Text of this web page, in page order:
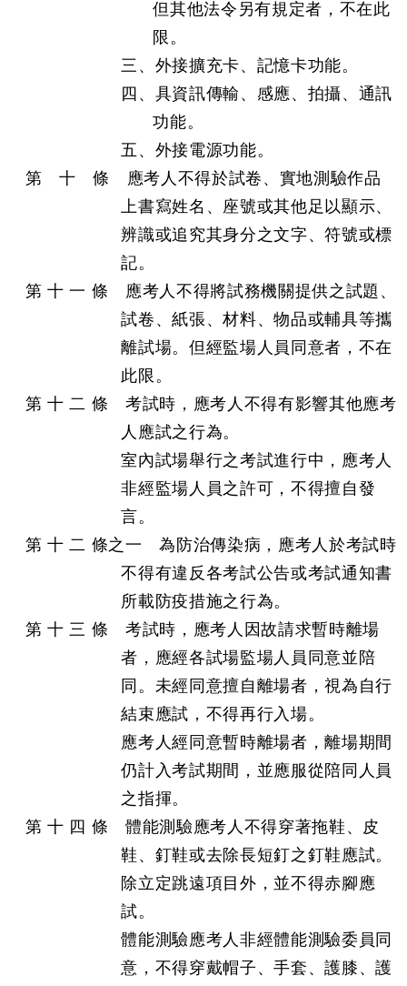
但其他法令另有規定者，不在此
限。
三、外接擴充卡、記憶卡功能。
四、具資訊傳輸、感應、拍攝、通訊
功能。
五、外接電源功能。
第 十 條 應考人不得於試卷、實地測驗作品
上書寫姓名、座號或其他足以顯示、
辨識或追究其身分之文字、符號或標
記。
第 十 一 條 應考人不得將試務機關提供之試題、
試卷、紙張、材料、物品或輔具等攜
離試場。但經監場人員同意者，不在
此限。
第 十 二 條 考試時，應考人不得有影響其他應考
人應試之行為。
室內試場舉行之考試進行中，應考人
非經監場人員之許可，不得擅自發
言。
第 十 二 條之一 為防治傳染病，應考人於考試時
不得有違反各考試公告或考試通知書
所載防疫措施之行為。
第 十 三 條 考試時，應考人因故請求暫時離場
者，應經各試場監場人員同意並陪
同。未經同意擅自離場者，視為自行
結束應試，不得再行入場。
應考人經同意暫時離場者，離場期間
仍計入考試期間，並應服從陪同人員
之指揮。
第 十 四 條 體能測驗應考人不得穿著拖鞋、皮
鞋、釘鞋或去除長短釘之釘鞋應試。
除立定跳遠項目外，並不得赤腳應
試。
體能測驗應考人非經體能測驗委員同
意，不得穿戴帽子、手套、護膝、護